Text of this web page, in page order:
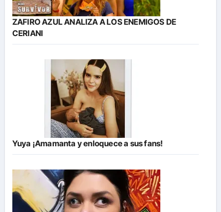
ZAFIRO AZUL ANALIZA A LOS ENEMIGOS DE
CERIANI
Yuya ¡Amamanta y enloquece a sus fans!